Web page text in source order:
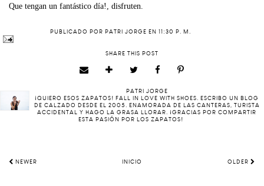
Que tengan un fantástico día!, disfruten.
PUBLICADO POR PATRI JORGE EN 11:30 P. M.
SHARE THIS POST
PATRI JORGE
¡QUIERO ESOS ZAPATOS! FALL IN LOVE WITH SHOES. ESCRIBO UN BLOG
DE CALZADO DESDE EL 2005. ENAMORADA DE LAS CANTERAS, TURISTA
ACCIDENTAL Y HAGO LA GRASA LLORAR. ¡GRACIAS POR COMPARTIR
ESTA PASIÓN POR LOS ZAPATOS!
NEWER INICIO OLDER